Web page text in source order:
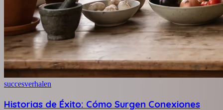
succesverhalen
Historias de Éxito: Cómo Surgen Conexiones